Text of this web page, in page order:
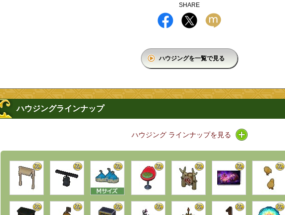
SHARE
ハウジングを一覧で見る
ハウジングラインナップ
ハウジング ラインナップを見る アイコン / ラ